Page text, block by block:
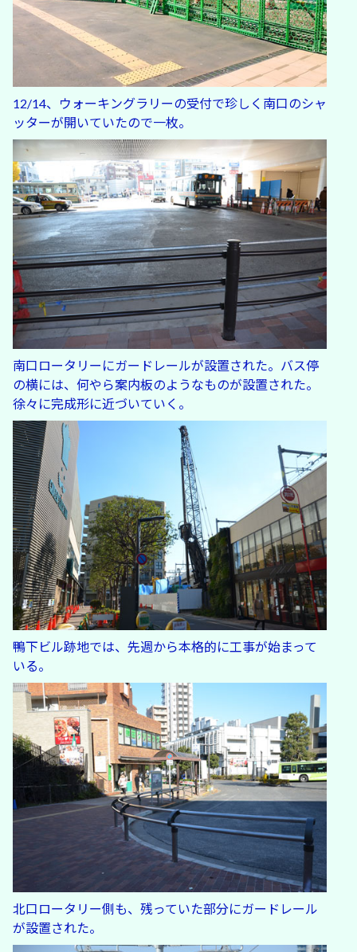
12/14、ウォーキングラリーの受付で珍しく南口のシャ
ッターが開いていたので一枚。
南口ロータリーにガードレールが設置された。バス停
の横には、何やら案内板のようなものが設置された。
徐々に完成形に近づいていく。
鴨下ビル跡地では、先週から本格的に工事が始まって
いる。
北口ロータリー側も、残っていた部分にガードレール
が設置された。